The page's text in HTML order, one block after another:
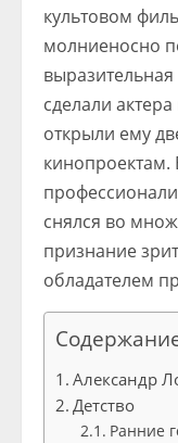
культовом
молниеносно
сделали
открыли ему
кинопроектам.
снялся во
признание
обладателем
Александр
Детство
Ранние